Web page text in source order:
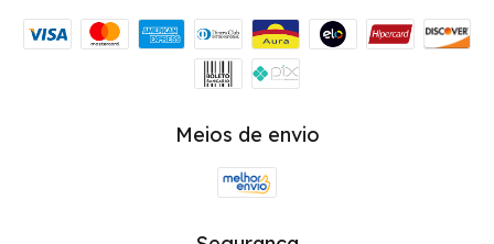
Meios de envio